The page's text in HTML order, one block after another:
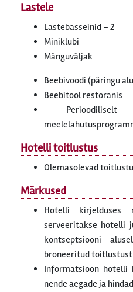
Lastele
Lastebasseinid – 2
Miniklubi
Mänguväljak
Beebivoodi (päringu
Beebitool restoranis
Perioodiliselt
Hotelli toitlustus
Olemasolevad
Märkused
Hotelli
serveeritakse hotelli
kontseptsiooni
broneeritud
Informatsioon hotelli
nende aegade ja